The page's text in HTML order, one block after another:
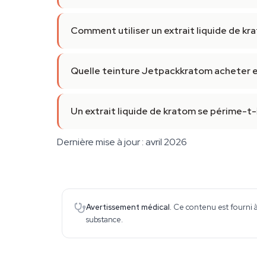
Comment utiliser un extrait liquide de
Quelle teinture Jetpackkratom acheter
Un extrait liquide de kratom se périme-t-
Dernière mise à jour : avril 2026
Avertissement médical. Ce contenu est fourni
substance.